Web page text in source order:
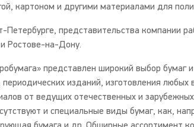
картоном и другими материалами для
представительства компании
Ростове-на-Дону.
представлен широкий выбор бумаг
изданий, изготовления любых
от ведущих отечественных и зарубежных
и специальные виды бумаг, как,